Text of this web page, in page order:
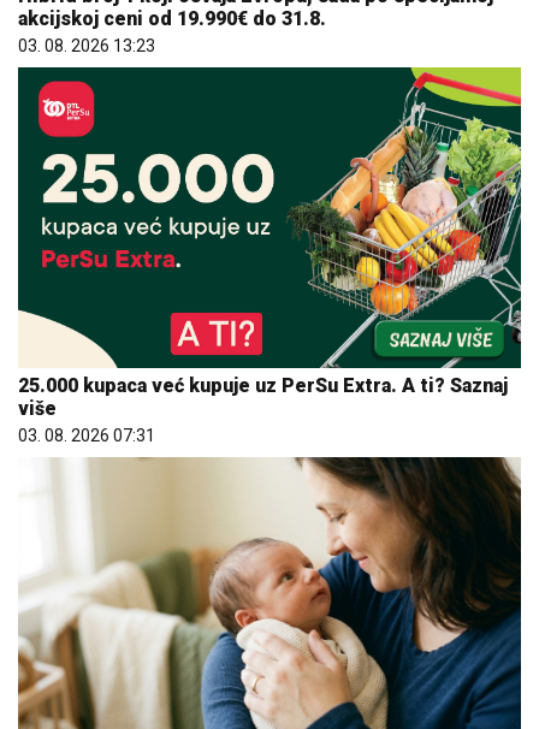
akcijskoj ceni od 19.990€ do 31.8.
03. 08. 2026 13:23
25.000 kupaca već kupuje uz PerSu Extra. A ti? Saznaj
više
03. 08. 2026 07:31